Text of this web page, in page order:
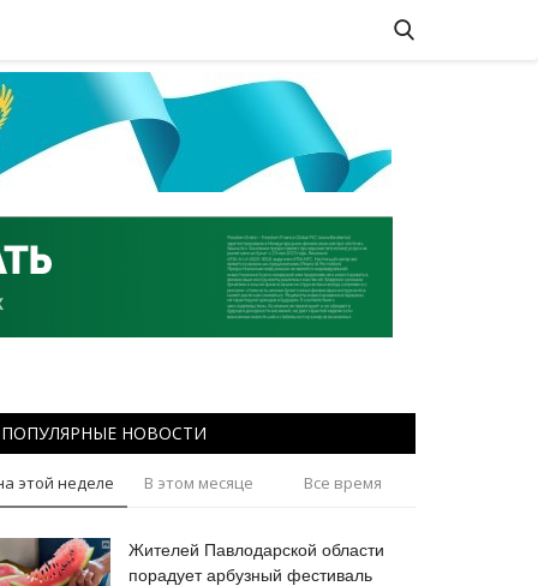
ПОПУЛЯРНЫЕ НОВОСТИ
этой неделе В этом месяце Все время
Жителей Павлодарской области
порадует арбузный фестиваль